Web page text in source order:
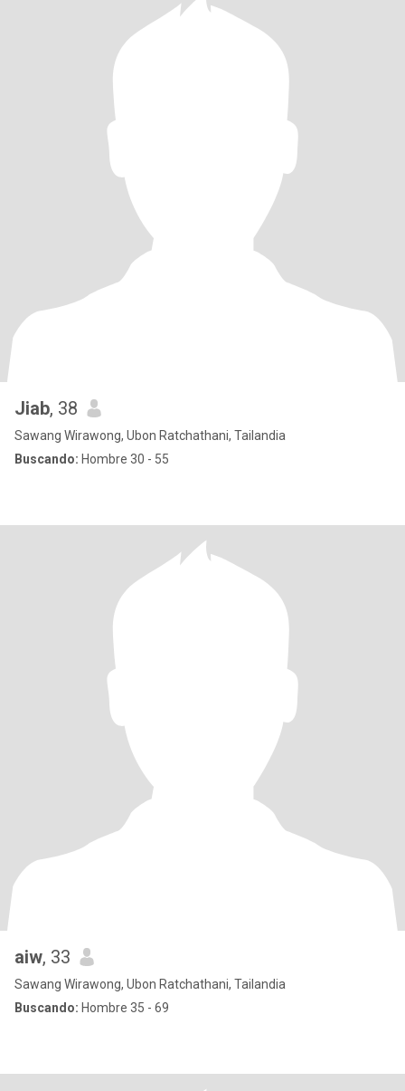
Jiab, 38
Sawang Wirawong, Ubon Ratchathani, Tailandia
Buscando: Hombre 30 - 55
aiw, 33
Sawang Wirawong, Ubon Ratchathani, Tailandia
Buscando: Hombre 35 - 69